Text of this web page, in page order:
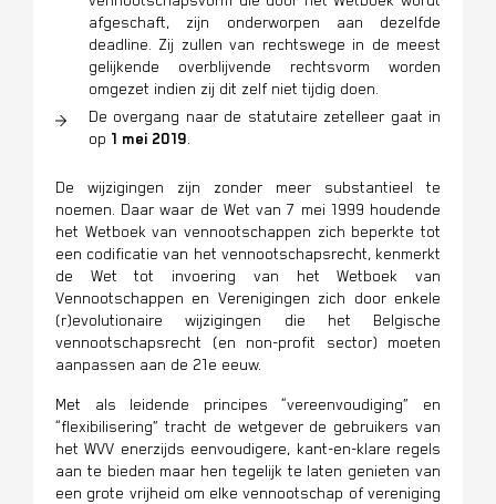
afgeschaft, zijn onderworpen aan dezelfde
deadline. Zij zullen van rechtswege in de meest
gelijkende overblijvende rechtsvorm worden
omgezet indien zij dit zelf niet tijdig doen.
De overgang naar de statutaire zetelleer gaat in
op 1 mei 2019.
De wijzigingen zijn zonder meer substantieel te
noemen. Daar waar de Wet van 7 mei 1999 houdende
het Wetboek van vennootschappen zich beperkte tot
een codificatie van het vennootschapsrecht, kenmerkt
de Wet tot invoering van het Wetboek van
Vennootschappen en Verenigingen zich door enkele
(r)evolutionaire wijzigingen die het Belgische
vennootschapsrecht (en non-profit sector) moeten
aanpassen aan de 21e eeuw.
Met als leidende principes “vereenvoudiging” en
“flexibilisering” tracht de wetgever de gebruikers van
het WVV enerzijds eenvoudigere, kant-en-klare regels
aan te bieden maar hen tegelijk te laten genieten van
een grote vrijheid om elke vennootschap of vereniging